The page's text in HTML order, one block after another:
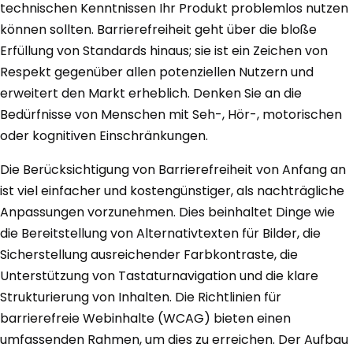
technischen Kenntnissen Ihr Produkt problemlos nutzen
können sollten. Barrierefreiheit geht über die bloße
Erfüllung von Standards hinaus; sie ist ein Zeichen von
Respekt gegenüber allen potenziellen Nutzern und
erweitert den Markt erheblich. Denken Sie an die
Bedürfnisse von Menschen mit Seh-, Hör-, motorischen
oder kognitiven Einschränkungen.
Die Berücksichtigung von Barrierefreiheit von Anfang an
ist viel einfacher und kostengünstiger, als nachträgliche
Anpassungen vorzunehmen. Dies beinhaltet Dinge wie
die Bereitstellung von Alternativtexten für Bilder, die
Sicherstellung ausreichender Farbkontraste, die
Unterstützung von Tastaturnavigation und die klare
Strukturierung von Inhalten. Die Richtlinien für
barrierefreie Webinhalte (WCAG) bieten einen
umfassenden Rahmen, um dies zu erreichen. Der Aufbau